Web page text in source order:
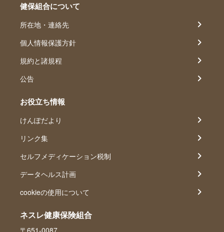
健保組合について
所在地・連絡先
個人情報保護方針
規約と諸規程
公告
お役立ち情報
けんぽだより
リンク集
セルフメディケーション税制
データヘルス計画
cookieの使用について
ネスレ健康保険組合
〒651-0087